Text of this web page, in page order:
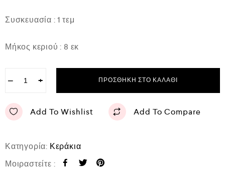
Συσκευασία : 1 τεμ
Μήκος κεριού : 8 εκ
− + ΠΡΟΣΘΉΚΗ ΣΤΟ ΚΑΛΆΘΙ
Add To Wishlist Add To Compare
Κατηγορία: Κεράκια
Μοιραστείτε :